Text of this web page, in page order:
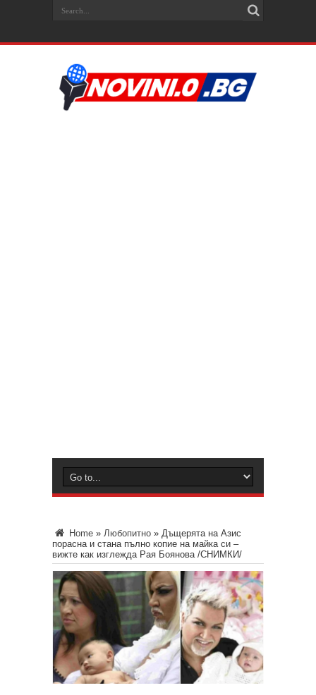
Home » Любопитно » Дъщерята на Азис
порасна и стана пълно копие на майка си –
вижте как изглежда Рая Боянова /СНИМКИ/